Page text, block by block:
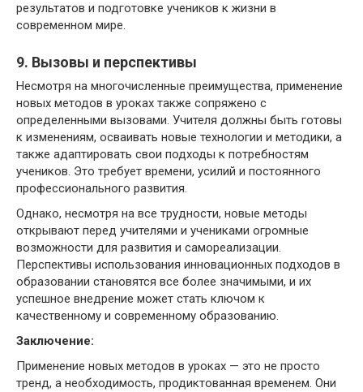
результатов и подготовке учеников к жизни в
современном мире.
9. Вызовы и перспективы
Несмотря на многочисленные преимущества, применение
новых методов в уроках также сопряжено с
определенными вызовами. Учителя должны быть готовы
к изменениям, осваивать новые технологии и методики, а
также адаптировать свои подходы к потребностям
учеников. Это требует времени, усилий и постоянного
профессионального развития.
Однако, несмотря на все трудности, новые методы
открывают перед учителями и учениками огромные
возможности для развития и самореализации.
Перспективы использования инновационных подходов в
образовании становятся все более значимыми, и их
успешное внедрение может стать ключом к
качественному и современному образованию.
Заключение:
Применение новых методов в уроках — это не просто
тренд, а необходимость, продиктованная временем. Они